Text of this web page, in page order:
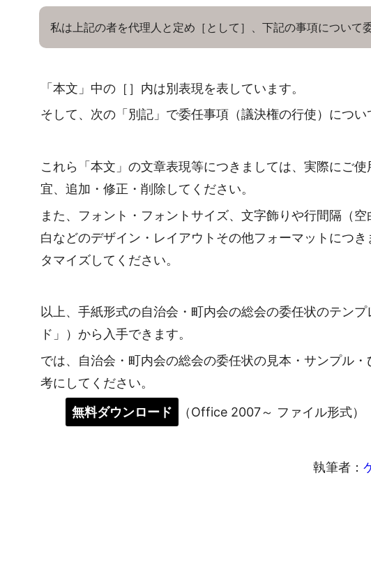
私は上記の者を代理人と定め［として］、下記の事項について
「本文」中の［］内は別表現を表しています。
そして、次の「別記」で委任事項（議決権の行使）につい
これら「本文」の文章表現等につきましては、実際にご
宜、追加・修正・削除してください。
また、フォント・フォントサイズ、文字飾りや行間隔（
白などのデザイン・レイアウトその他フォーマットにつ
タマイズしてください。
以上、手紙形式の自治会・町内会の総会の委任状のテン
ド」）から入手できます。
では、自治会・町内会の総会の委任状の見本・サンプル
考にしてください。
無料ダウンロード
（Office 2007～ ファイル形式）
執筆者：